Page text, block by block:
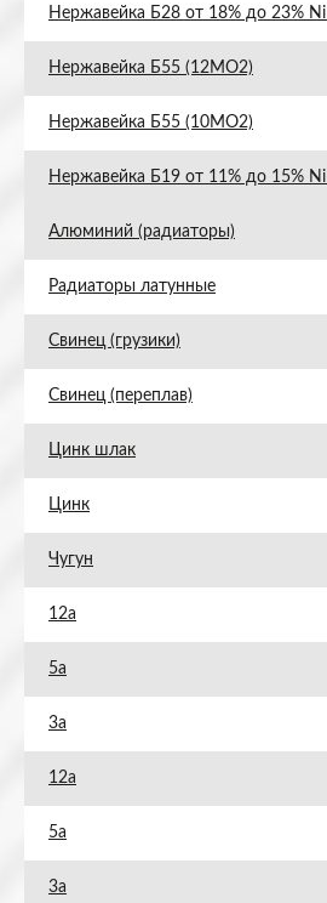
Нержавейка Б28 от 18% до 23% Ni
Нержавейка Б55 (12МО2)
Нержавейка Б55 (10МО2)
Нержавейка Б19 от 11% до 15% Ni
Алюминий (радиаторы)
Радиаторы латунные
Свинец (грузики)
Свинец (переплав)
Цинк шлак
Цинк
Чугун
12а
5а
3а
12а
5а
3а